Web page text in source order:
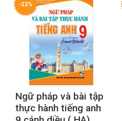
-22%
Ngữ pháp và bài tập
thực hành tiếng anh